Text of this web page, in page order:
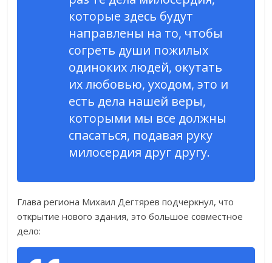
которые здесь будут
направлены на то, чтобы
согреть души пожилых
одиноких людей, окутать
их любовью, уходом, это и
есть дела нашей веры,
которыми мы все должны
спасаться, подавая руку
милосердия друг другу.
Глава региона Михаил Дегтярев подчеркнул, что
открытие нового здания, это большое совместное
дело: